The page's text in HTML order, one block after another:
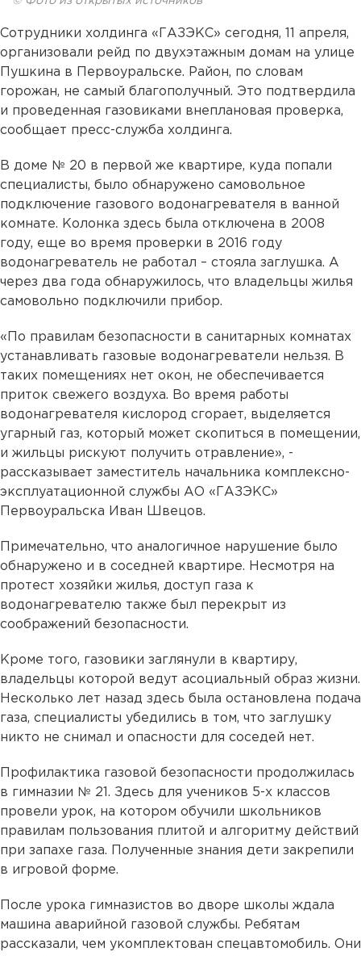
Сотрудники холдинга «ГАЗЭКС» сегодня, 11 апреля,
организовали рейд по двухэтажным домам на улице
Пушкина в Первоуральске. Район, по словам
горожан, не самый благополучный. Это подтвердила
и проведенная газовиками внеплановая проверка,
сообщает пресс-служба холдинга.
В доме № 20 в первой же квартире, куда попали
специалисты, было обнаружено самовольное
подключение газового водонагревателя в ванной
комнате. Колонка здесь была отключена в 2008
году, еще во время проверки в 2016 году
водонагреватель не работал – стояла заглушка. А
через два года обнаружилось, что владельцы жилья
самовольно подключили прибор.
«По правилам безопасности в санитарных комнатах
устанавливать газовые водонагреватели нельзя. В
таких помещениях нет окон, не обеспечивается
приток свежего воздуха. Во время работы
водонагревателя кислород сгорает, выделяется
угарный газ, который может скопиться в помещении,
и жильцы рискуют получить отравление», -
рассказывает заместитель начальника комплексно-
эксплуатационной службы АО «ГАЗЭКС»
Первоуральска Иван Швецов.
Примечательно, что аналогичное нарушение было
обнаружено и в соседней квартире. Несмотря на
протест хозяйки жилья, доступ газа к
водонагревателю также был перекрыт из
соображений безопасности.
Кроме того, газовики заглянули в квартиру,
владельцы которой ведут асоциальный образ жизни.
Несколько лет назад здесь была остановлена подача
газа, специалисты убедились в том, что заглушку
никто не снимал и опасности для соседей нет.
Профилактика газовой безопасности продолжилась
в гимназии № 21. Здесь для учеников 5-х классов
провели урок, на котором обучили школьников
правилам пользования плитой и алгоритму действий
при запахе газа. Полученные знания дети закрепили
в игровой форме.
После урока гимназистов во дворе школы ждала
машина аварийной газовой службы. Ребятам
рассказали, чем укомплектован спецавтомобиль. Они